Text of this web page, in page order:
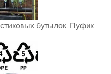
бутылок. Пуфик